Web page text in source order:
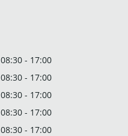
08:30 - 17:00
08:30 - 17:00
08:30 - 17:00
08:30 - 17:00
08:30 - 17:00